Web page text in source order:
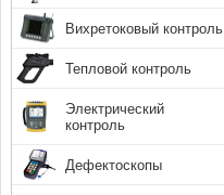
Вихретоковый контроль
Тепловой контроль
Электрический
контроль
Дефектоскопы